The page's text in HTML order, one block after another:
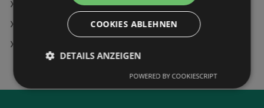
Bh Donatella Angebote
Honda Austria in Seewalchen am Attersee
COOKIES ABLEHNEN
DETAILS ANZEIGEN
POWERED BY COOKIESCRIPT